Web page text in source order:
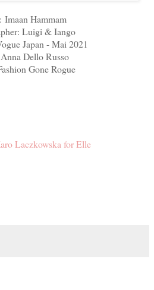
Imaan Hammam
Luigi & Iango
Japan - Mai 2021
Dello Russo
Gone Rogue
Laczkowska for Elle